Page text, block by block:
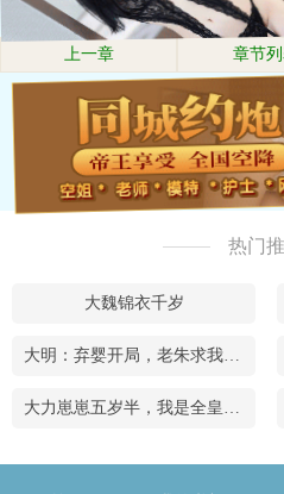
上一章 章节
热门
大魏锦衣千岁
大明：弃婴开局，老朱求我当皇帝
大力崽崽五岁半，我是全皇朝的团宠